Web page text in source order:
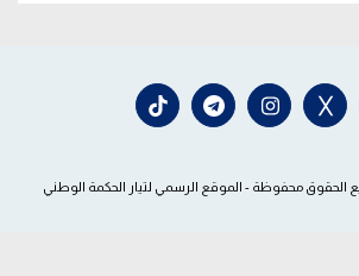
الموقع الرسمي لتيار الحكمة الوطني